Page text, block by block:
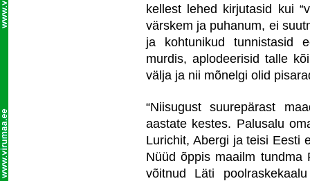
kellest lehed kirjutasid kui
värskem ja puhanum, ei
ja kohtunikud tunnistasid
murdis, aplodeerisid talle
välja ja nii mõnelgi olid
“Niisugust suurepärast
aastate kestes. Palusalu
Lurichit, Abergi ja teisi Eesti
Nüüd õppis maailm tundma
võitnud Läti